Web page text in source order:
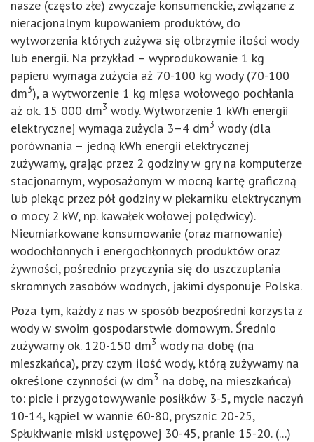
nasze (często złe) zwyczaje konsumenckie, związane z
nieracjonalnym kupowaniem produktów, do
wytworzenia których zużywa się olbrzymie ilości wody
lub energii. Na przykład – wyprodukowanie 1 kg
papieru wymaga zużycia aż 70-100 kg wody (70-100
dm3), a wytworzenie 1 kg mięsa wołowego pochłania
aż ok. 15 000 dm3 wody. Wytworzenie 1 kWh energii
elektrycznej wymaga zużycia 3–4 dm3 wody (dla
porównania – jedną kWh energii elektrycznej
zużywamy, grając przez 2 godziny w gry na komputerze
stacjonarnym, wyposażonym w mocną kartę graficzną
lub piekąc przez pół godziny w piekarniku elektrycznym
o mocy 2 kW, np. kawałek wołowej polędwicy).
Nieumiarkowane konsumowanie (oraz marnowanie)
wodochłonnych i energochłonnych produktów oraz
żywności, pośrednio przyczynia się do uszczuplania
skromnych zasobów wodnych, jakimi dysponuje Polska.
Poza tym, każdy z nas w sposób bezpośredni korzysta z
wody w swoim gospodarstwie domowym. Średnio
zużywamy ok. 120-150 dm3 wody na dobę (na
mieszkańca), przy czym ilość wody, którą zużywamy na
określone czynności (w dm3 na dobę, na mieszkańca)
to: picie i przygotowywanie posiłków 3-5, mycie naczyń
10-14, kąpiel w wannie 60-80, prysznic 20-25,
Spłukiwanie miski ustępowej 30-45, pranie 15-20. (...)